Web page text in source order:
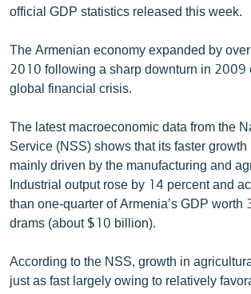
ՏԵՍԱՆՅՈՒԹԵՐ
ԲԱՆԱՎԵՃ
ՁԳՏԵԼՈՎ ԼԱՎԱԳՈՒՅՆԻՆ
Հայերեն
English
Русский
official GDP statistics released this week.
The Armenian economy expanded by
2010 following a sharp downturn in 2009
global financial crisis.
The latest macroeconomic data from the
Service (NSS) shows that its faster
mainly driven by the manufacturing and
Industrial output rose by 14 percent and
than one-quarter of Armenia’s GDP worth
drams (about $10 billion).
According to the NSS, growth in
just as fast largely owing to relatively